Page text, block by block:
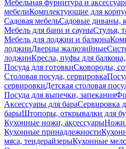
Мебельная фурнитура и
мебелиКомплектующие для
Садовая мебельСадовые диваны,
Мебель для бани и сауныСтулья,
Мебель для лоджии и балкона
лоджииДверцы жалюзийные
лоджииКресла, пуфы для
Посуда для готовкиСковороды,
Столовая посуда, сервировка
сервировкиДетская столовая
Посуда для выпечки, запекания
Аксессуары для бараСервировка
барыШтопоры, открывалки для
Кухонные ножи, аксессуарыНожи
Кухонные принадлежности
мяса, тендерайзерыКухонные